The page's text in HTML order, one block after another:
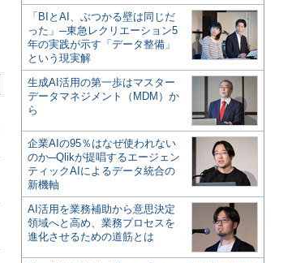
「BIとAI、ぶつかる壁は同じだ
った」─東急レクリエーション5
年の実践が示す「データ整備」
という現実解
生成AI活用の第一歩はマスター
データマネジメント（MDM）か
ら
企業AIの95％はなぜ使われない
のか─Qlikが提唱するエージェン
ティックAIによるデータ統合の
新機軸
AI活用を業務補助から意思決定
領域へと高め、業務プロセスを
進化させるための道筋とは